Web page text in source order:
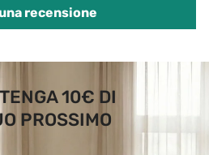
recensione
10€ DI
PROSSIMO